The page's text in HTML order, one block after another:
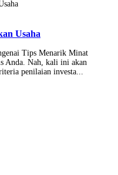
Usaha
Tips Menarik Minat
Anda. Nah, kali ini akan
penilaian investa...